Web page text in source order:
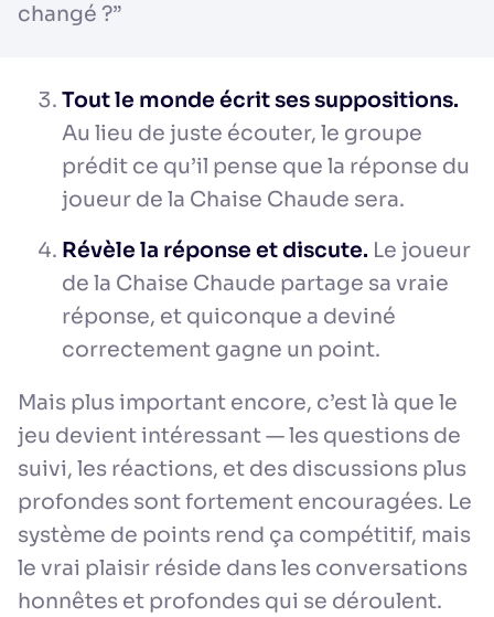
changé ?”
Tout le monde écrit ses suppositions.
Au lieu de juste écouter, le groupe
prédit ce qu’il pense que la réponse du
joueur de la Chaise Chaude sera.
Révèle la réponse et discute. Le joueur
de la Chaise Chaude partage sa vraie
réponse, et quiconque a deviné
correctement gagne un point.
Mais plus important encore, c’est là que le
jeu devient intéressant — les questions de
suivi, les réactions, et des discussions plus
profondes sont fortement encouragées. Le
système de points rend ça compétitif, mais
le vrai plaisir réside dans les conversations
honnêtes et profondes qui se déroulent.